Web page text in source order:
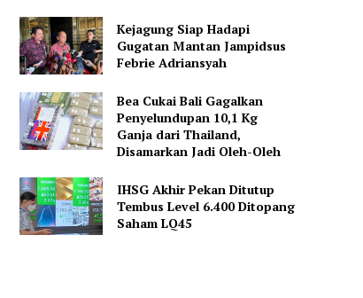
Kejagung Siap Hadapi
Gugatan Mantan Jampidsus
Febrie Adriansyah
Bea Cukai Bali Gagalkan
Penyelundupan 10,1 Kg
Ganja dari Thailand,
Disamarkan Jadi Oleh-Oleh
IHSG Akhir Pekan Ditutup
Tembus Level 6.400 Ditopang
Saham LQ45